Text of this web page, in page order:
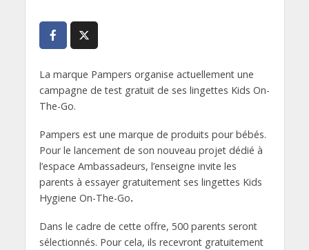
La marque Pampers organise actuellement une
campagne de test gratuit de ses lingettes Kids On-
The-Go.
Pampers est une marque de produits pour bébés.
Pour le lancement de son nouveau projet dédié à
l’espace Ambassadeurs, l’enseigne invite les
parents à essayer gratuitement ses lingettes Kids
Hygiene On-The-Go.
Dans le cadre de cette offre, 500 parents seront
sélectionnés. Pour cela, ils recevront gratuitement